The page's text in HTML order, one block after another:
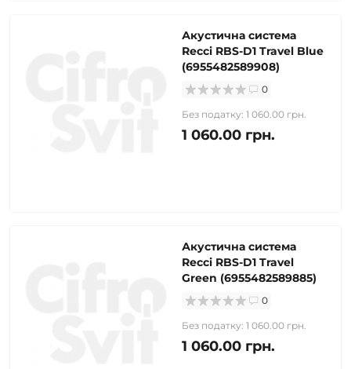
Акустична система
Recci RBS-D1 Travel Blue
(6955482589908)
0
Без податку: 1 060.00 грн.
1 060.00 грн.
Акустична система
Recci RBS-D1 Travel
Green (6955482589885)
0
Без податку: 1 060.00 грн.
1 060.00 грн.